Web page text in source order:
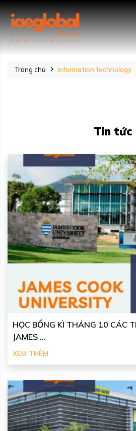
Trang chủ information technology
Tin tức
HỌC BỔNG KÌ THÁNG 10 CÁC
JAMES ...
XEM THÊM